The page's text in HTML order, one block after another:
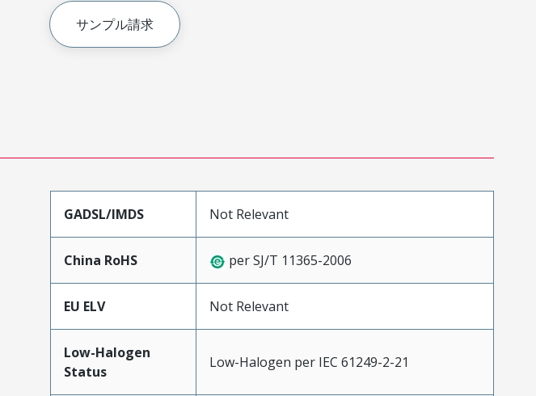
サンプル請求
GADSL/IMDS Not Relevant
China RoHS per SJ/T 11365-2006
EU ELV Not Relevant
Low-Halogen
Status
Low-Halogen per IEC 61249-2-21